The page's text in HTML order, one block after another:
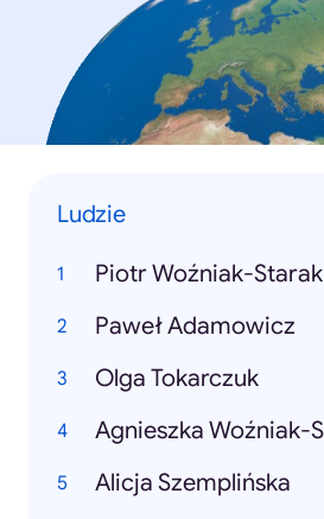
Ludzie
Piotr Woźniak-Starak
Paweł Adamowicz
Olga Tokarczuk
Alicja Szemplińska